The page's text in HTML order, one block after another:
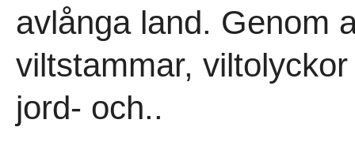
avlånga land. Genom
viltstammar,
jord- och..